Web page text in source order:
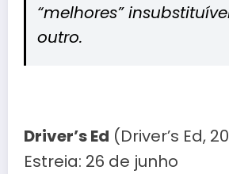
“melhores”
outro.
Driver’s Ed (Driver’s Ed,
Estreia: 26 de junho